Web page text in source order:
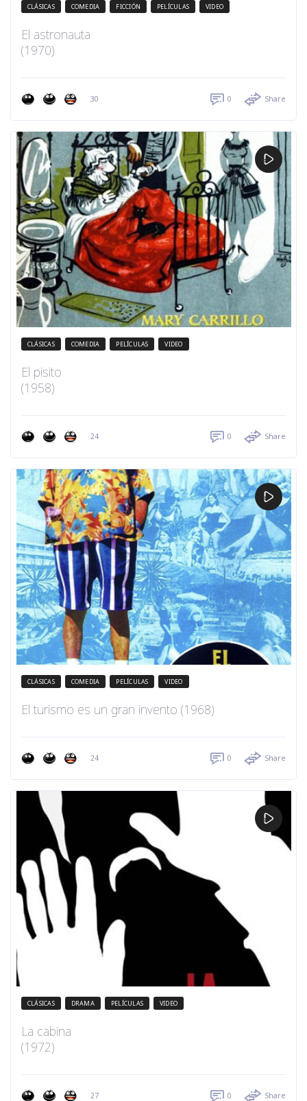
CLÁSICAS COMEDIA FICCIÓN PELÍCULAS VIDEO
El astronauta
(1970)
30 0 Share
CLÁSICAS COMEDIA PELÍCULAS VIDEO
El pisito
(1958)
24 0 Share
CLÁSICAS COMEDIA PELÍCULAS VIDEO
El turismo es un gran invento (1968)
24 0 Share
CLÁSICAS DRAMA PELÍCULAS VIDEO
La cabina
(1972)
27 0 Share